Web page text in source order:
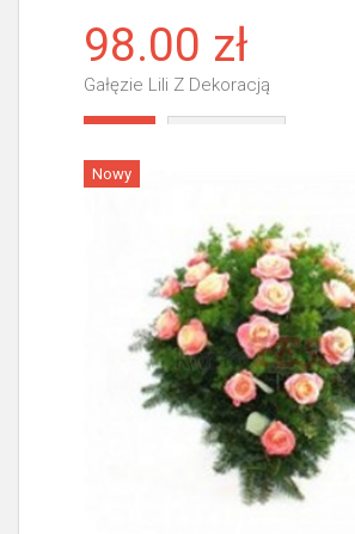
98.00 zł
Gałęzie Lili Z Dekoracją
Nowy